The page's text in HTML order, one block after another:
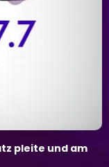
pleite und am